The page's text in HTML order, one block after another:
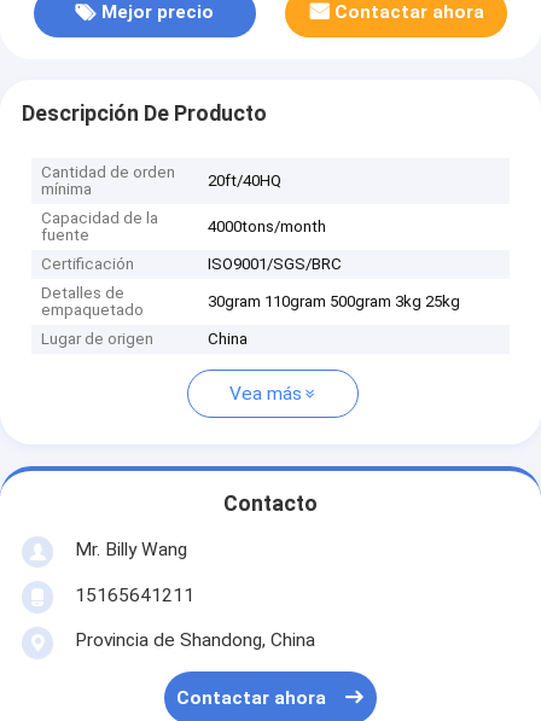
Mejor precio Contactar ahora
Descripción De Producto
Cantidad de orden
mínima
20ft/40HQ
Capacidad de la
fuente
4000tons/month
Certificación
ISO9001/SGS/BRC
Detalles de
empaquetado
30gram 110gram 500gram 3kg 25kg
Lugar de origen China
Vea más
Contacto
Mr. Billy Wang
15165641211
Provincia de Shandong, China
Contactar ahora